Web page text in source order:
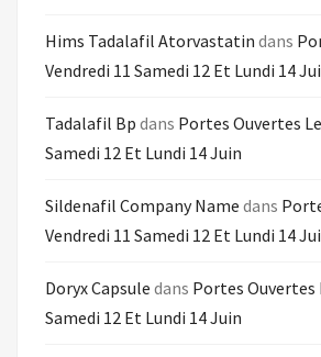
Hims Tadalafil Atorvastatin dans
Vendredi 11 Samedi 12 Et Lundi 14
Tadalafil Bp dans Portes Ouvertes
Samedi 12 Et Lundi 14 Juin
Sildenafil Company Name dans
Vendredi 11 Samedi 12 Et Lundi 14
Doryx Capsule dans Portes Ouvertes
Samedi 12 Et Lundi 14 Juin